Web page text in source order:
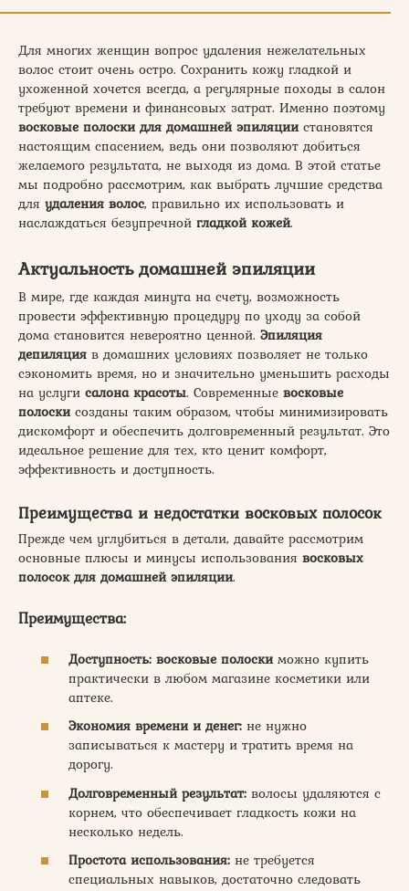
Для многих женщин вопрос удаления нежелательных
волос стоит очень остро. Сохранить кожу гладкой и
ухоженной хочется всегда, а регулярные походы в салон
требуют времени и финансовых затрат. Именно поэтому
восковые полоски для домашней эпиляциистановятся
настоящим спасением, ведь они позволяют добиться
желаемого результата, не выходя из дома. В этой статье
мы подробно рассмотрим, как выбрать лучшие средства
для удаления волос, правильно их использовать и
наслаждаться безупречной гладкой кожей.
Актуальность домашней эпиляции
В мире, где каждая минута на счету, возможность
провести эффективную процедуру по уходу за собой
дома становится невероятно ценной. Эпиляция
депиляция в домашних условиях позволяет не только
сэкономить время, но и значительно уменьшить расходы
на услуги салона красоты. Современные восковые
полоскисозданы таким образом, чтобы минимизировать
дискомфорт и обеспечить долговременный результат. Это
идеальное решение для тех, кто ценит комфорт,
эффективность и доступность.
Преимущества и недостатки восковых полосок
Прежде чем углубиться в детали, давайте рассмотрим
основные плюсы и минусы использования восковых
полосок для домашней эпиляции.
Преимущества:
Доступность: восковые полоскиможно купить
практически в любом магазине косметики или
аптеке.
Экономия времени и денег: не нужно
записываться к мастеру и тратить время на
дорогу.
Долговременный результат: волосы удаляются с
корнем, что обеспечивает гладкость кожи на
несколько недель.
Простота использования: не требуется
специальных навыков, достаточно следовать